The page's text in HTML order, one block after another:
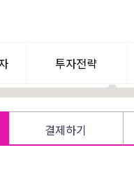
투자전략
결제하기